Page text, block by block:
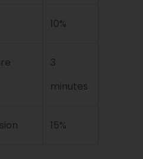
10%
3
minutes
15%